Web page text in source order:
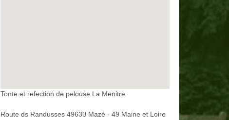
Tonte et refection de pelouse La Menitre
Route ds Randusses 49630 Mazé - 49 Maine et Loire